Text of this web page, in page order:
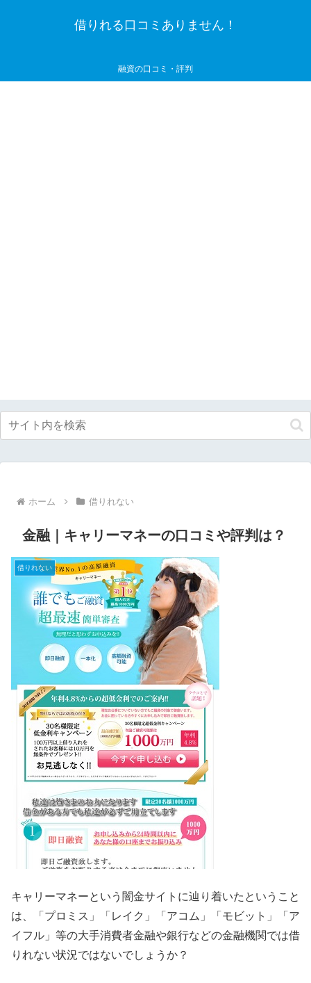
借りれる口コミありません！
融資の口コミ・評判
ホーム 借りれない
金融｜キャリーマネーの口コミや評判は？
借りれない
キャリーマネーという闇金サイトに辿り着いたということ
は、「プロミス」「レイク」「アコム」「モビット」「ア
イフル」等の大手消費者金融や銀行などの金融機関では借
りれない状況ではないでしょうか？